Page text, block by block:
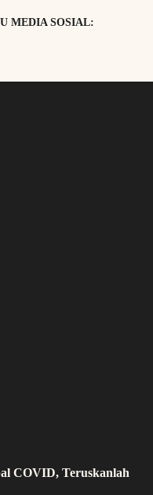
MEDIA SOSIAL:
COVID, Teruskanlah